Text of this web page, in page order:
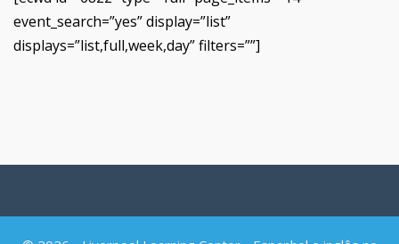
event_search=”yes” display=”list”
displays=”list,full,week,day” filters=””]